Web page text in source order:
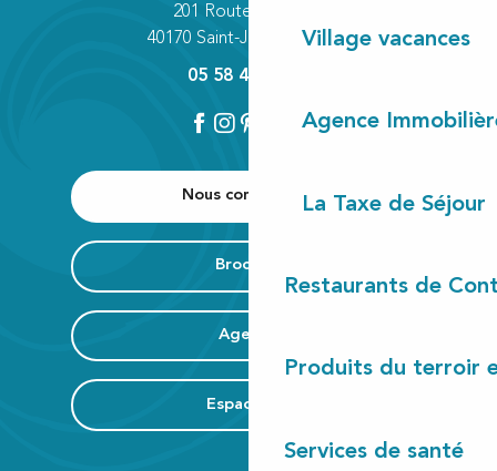
Village vacances
Agence
La Taxe de Séjour
Restaurants de
Produits du terroir
Services de santé
Nous contacter
Brochure
Agenda
Espace Pro
201 Route des Lacs
40170 Saint-Julien-en-Born
05 58 42 89 80